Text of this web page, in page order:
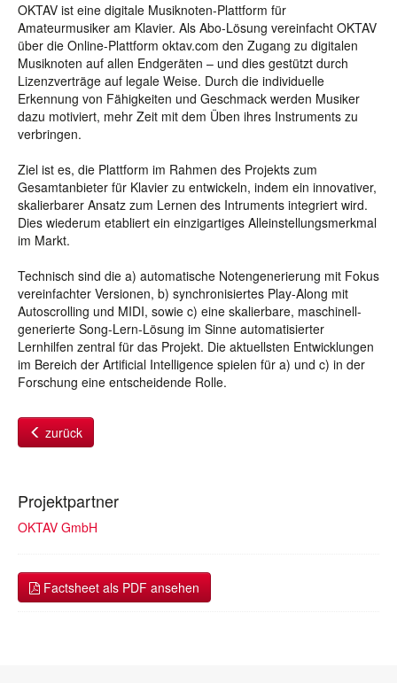
OKTAV ist eine digitale Musiknoten-Plattform für
Amateurmusiker am Klavier. Als Abo-Lösung vereinfacht OKTAV
über die Online-Plattform oktav.com den Zugang zu digitalen
Musiknoten auf allen Endgeräten – und dies gestützt durch
Lizenzverträge auf legale Weise. Durch die individuelle
Erkennung von Fähigkeiten und Geschmack werden Musiker
dazu motiviert, mehr Zeit mit dem Üben ihres Instruments zu
verbringen.
Ziel ist es, die Plattform im Rahmen des Projekts zum
Gesamtanbieter für Klavier zu entwickeln, indem ein innovativer,
skalierbarer Ansatz zum Lernen des Intruments integriert wird.
Dies wiederum etabliert ein einzigartiges Alleinstellungsmerkmal
im Markt.
Technisch sind die a) automatische Notengenerierung mit Fokus
vereinfachter Versionen, b) synchronisiertes Play-Along mit
Autoscrolling und MIDI, sowie c) eine skalierbare, maschinell-
generierte Song-Lern-Lösung im Sinne automatisierter
Lernhilfen zentral für das Projekt. Die aktuellsten Entwicklungen
im Bereich der Artificial Intelligence spielen für a) und c) in der
Forschung eine entscheidende Rolle.
zurück
Projektpartner
OKTAV GmbH
Factsheet als PDF ansehen